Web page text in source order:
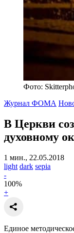
Фото:
Журнал ФОМА
В Церкви
духовному
1 мин., 22.05.2018
light dark sepia
-
100%
+
Единое